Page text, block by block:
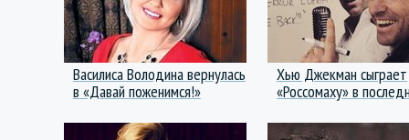
Василиса Володина вернулась
в «Давай поженимся!»
Хью Джекман сыграет
«Россомаху» в